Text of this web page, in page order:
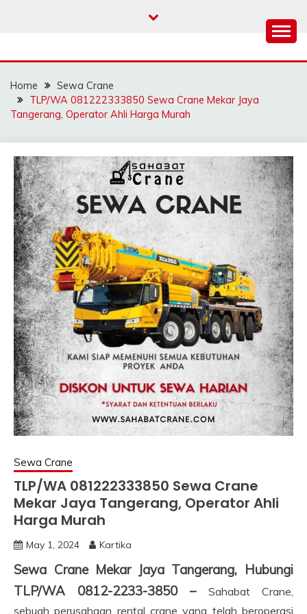
SAHABAT CRANE |
JASA SEWA CRANE |
FORKLIFT | SKYLIFT
Home
Sewa Crane
TLP/WA 081222333850 Sewa Crane Mekar Jaya
Tangerang, Operator Ahli Harga Murah
Sewa Crane
TLP/WA 081222333850 Sewa Crane
Mekar Jaya Tangerang, Operator Ahli
Harga Murah
May 1, 2024 Kartika
Sewa Crane Mekar Jaya Tangerang, Hubungi
TLP/WA 0812-2233-3850 – Sahabat Crane,
sebuah perusahaan rental crane yang telah beroperasi